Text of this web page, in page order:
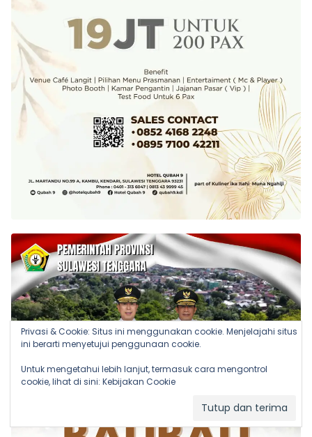
Privasi & Cookie: Situs ini menggunakan cookie. Menjelajahi situs
ini berarti menyetujui penggunaan cookie.
Untuk mengetahui lebih lanjut, termasuk cara mengontrol
cookie, lihat di sini: Kebijakan Cookie